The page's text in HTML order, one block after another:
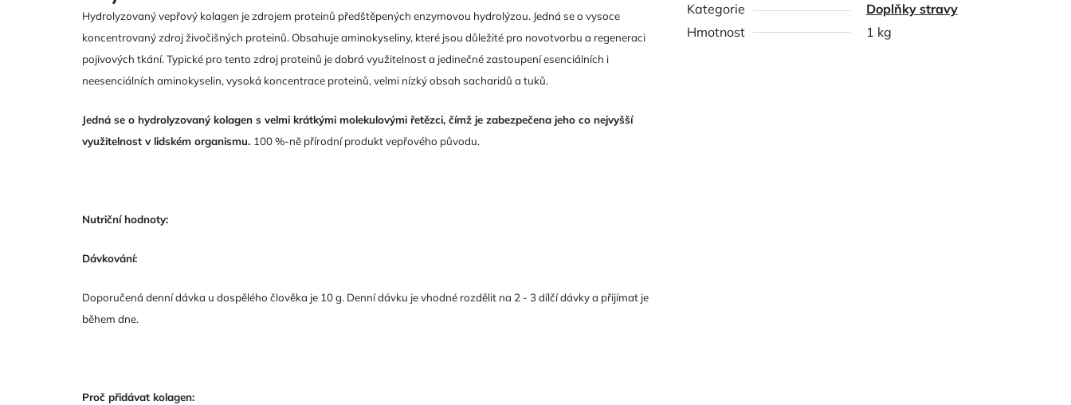
4,5
5
hvězdiček.
Hydrolyzovaný vepřový kolagen je zdrojem proteinů předštěpených enzymovou hydrolýzou. Jedná se o vysoce
koncentrovaný zdroj živočišných proteinů. Obsahuje aminokyseliny, které jsou důležité pro novotvorbu a regeneraci
pojivových tkání. Typické pro tento zdroj proteinů je dobrá využitelnost a jedinečné zastoupení esenciálních i
neesenciálních aminokyselin, vysoká koncentrace proteinů, velmi nízký obsah sacharidů a tuků.
Jedná se o hydrolyzovaný kolagen s velmi krátkými molekulovými řetězci, čímž je zabezpečena jeho co nejvyšší
využitelnost v lidském organismu. 100 %-ně přírodní produkt vepřového původu.
Nutriční hodnoty:
Dávkování:
Doporučená denní dávka u dospělého člověka je 10 g. Denní dávku je vhodné rozdělit na 2 - 3 dílčí dávky a přijímat je
během dne.
Proč přidávat kolagen:
Kategorie
Doplňky stravy
Hmotnost
1 kg